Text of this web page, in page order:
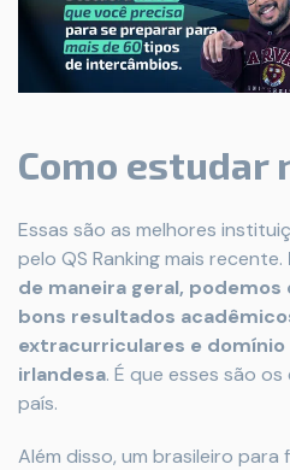
Como estudar
Essas são as melhores
pelo QS Ranking mais recente.
de maneira geral,
bons resultados
extracurriculares e domínio
irlandesa. É que esses são
país.
Além disso, um brasileiro